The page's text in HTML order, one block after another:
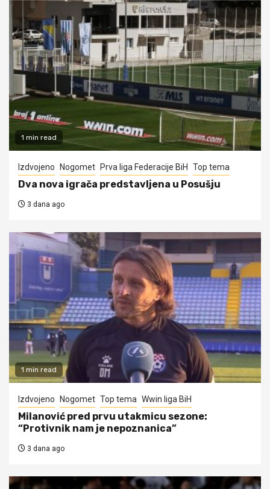
1 min read
Izdvojeno Nogomet Prva liga Federacije BiH Top tema
Dva nova igrača predstavljena u Posušju
3 dana ago
1 min read
Izdvojeno Nogomet Top tema Wwin liga BiH
Milanović pred prvu utakmicu sezone:
“Protivnik nam je nepoznanica”
3 dana ago